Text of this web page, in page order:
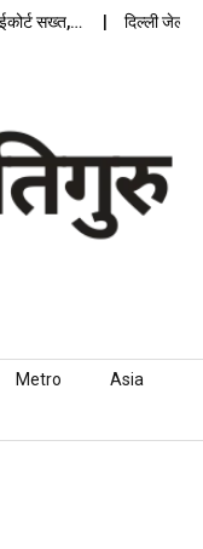
सख्त,… दिल्ली जेलों में
Metro Asia